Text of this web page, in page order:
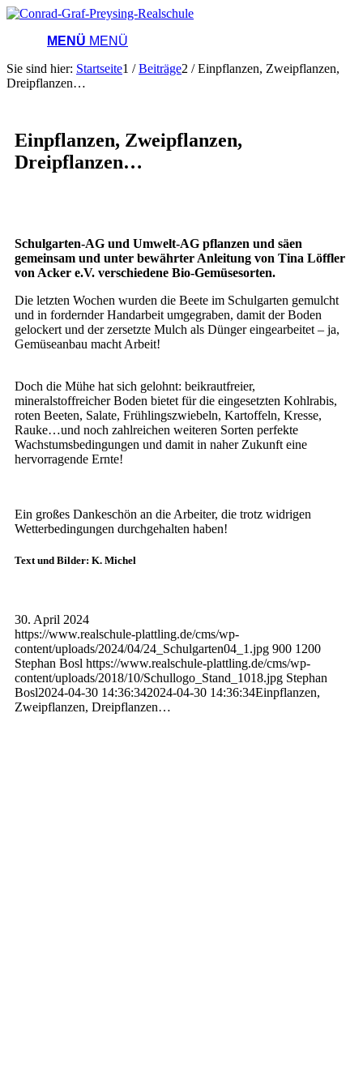
MENÜ MENÜ
Sie sind hier: Startseite1 / Beiträge2 / Einpflanzen, Zweipflanzen,
Dreipflanzen…
Einpflanzen, Zweipflanzen,
Dreipflanzen…
Schulgarten-AG und Umwelt-AG pflanzen und säen
gemeinsam und unter bewährter Anleitung von Tina Löffler
von Acker e.V. verschiedene Bio-Gemüsesorten.
Die letzten Wochen wurden die Beete im Schulgarten gemulcht
und in fordernder Handarbeit umgegraben, damit der Boden
gelockert und der zersetzte Mulch als Dünger eingearbeitet – ja,
Gemüseanbau macht Arbeit!
Doch die Mühe hat sich gelohnt: beikrautfreier,
mineralstoffreicher Boden bietet für die eingesetzten Kohlrabis,
roten Beeten, Salate, Frühlingszwiebeln, Kartoffeln, Kresse,
Rauke…und noch zahlreichen weiteren Sorten perfekte
Wachstumsbedingungen und damit in naher Zukunft eine
hervorragende Ernte!
Ein großes Dankeschön an die Arbeiter, die trotz widrigen
Wetterbedingungen durchgehalten haben!
Text und Bilder: K. Michel
30. April 2024
https://www.realschule-plattling.de/cms/wp-
content/uploads/2024/04/24_Schulgarten04_1.jpg 900 1200
Stephan Bosl https://www.realschule-plattling.de/cms/wp-
content/uploads/2018/10/Schullogo_Stand_1018.jpg Stephan
Bosl2024-04-30 14:36:342024-04-30 14:36:34Einpflanzen,
Zweipflanzen, Dreipflanzen…